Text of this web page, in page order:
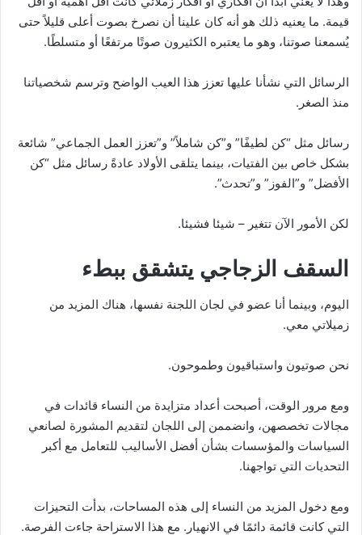
قيمة. ما يعنيه ذلك هو أنه كان علينا أن نصرخ بصوت أعلى قليلاً حتى
يُسمعنا صوتنا، وهو ما يعتبره الكثيرون صوتًا مرتفعًا أو متسلطًا.
الرسائل التي نشأنا عليها تعزز هذا العيب الواضح وترسم شخصياتنا
منذ الصغر.
رسائل مثل “كن لطيفًا” و”كن شاملاً” و”تعزز العمل الجماعي” شائعة
بشكل خاص بين الفتيات، بينما يتلقى الأولاد عادةً رسائل مثل “كن
الأفضل” و”الفوز” و”تحدث”.
لكن الأمور الآن تتغير – شيئا فشيئا.
السقف الزجاجي يتشقق ببطء
اليوم، وبينما أنا عضو في لجان اللجنة نفسها، هناك المزيد من
زميلاتي معي.
نحن صوتيون واستباقيون وطموحون.
ومع مرور الوقت، أصبحت أعداد متزايدة من النساء قائدات في
مجالات تخصصهن، وانضممن إلى اللجان لتقديم المشورة لصانعي
السياسات والمؤسسات بشأن أفضل الأساليب للتعامل مع أكبر
التحديات التي تواجهنا.
ومع دخول المزيد من النساء إلى هذه المساحات، بدأت التحيزات
التي كانت قائمة دائمًا في الانهيار. مع هذا الاستراحة جاءت الفرصة.